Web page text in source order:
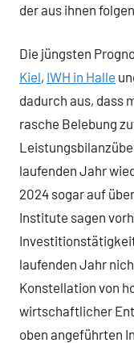
der aus ihnen
Die jüngsten
Kiel, IWH in Halle
dadurch aus, dass
rasche Belebung
laufenden Jahr
2024 sogar auf
Institute sagen
laufenden Jahr
Konstellation von
wirtschaftlicher
oben angeführten